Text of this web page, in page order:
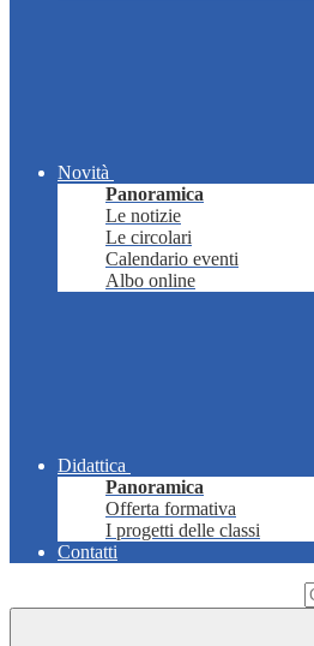
Novità
Panoramica
Le notizie
Le circolari
Calendario eventi
Albo online
Didattica
Panoramica
Offerta formativa
I progetti delle classi
Contatti